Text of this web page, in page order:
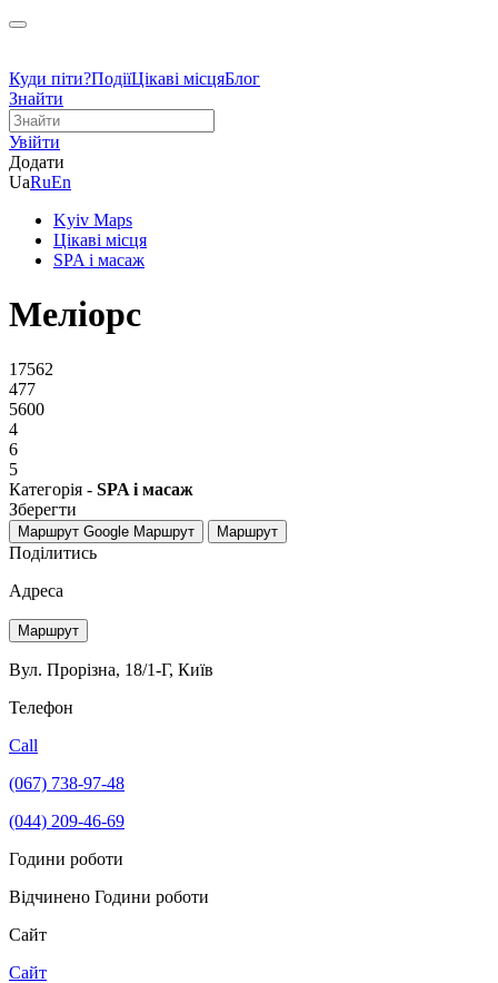
Куди піти?ПодіїЦікаві місцяБлог
Знайти
Увійти
Додати
UaRuEn
Kyiv Maps
Цікаві місця
SPA і масаж
Меліорс
17562
477
5600
4
6
5
Категорія - SPA і масаж
Зберегти
Маршрут Google Маршрут Маршрут
Поділитись
Адреса
Маршрут
Вул. Прорізна, 18/1-Г, Київ
Телефон
Call
(067) 738-97-48
(044) 209-46-69
Години роботи
Відчинено Години роботи
Сайт
Сайт